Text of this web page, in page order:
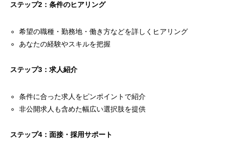
ステップ2：条件のヒアリング
希望の職種・勤務地・働き方などを詳しくヒアリング
あなたの経験やスキルを把握
ステップ3：求人紹介
条件に合った求人をピンポイントで紹介
非公開求人も含めた幅広い選択肢を提供
ステップ4：面接・採用サポート